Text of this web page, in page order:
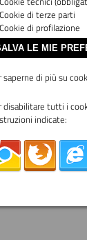
Cookie di terze parti
Cookie di profilazione
LE MIE
saperne di più su
disabilitare tutti i
indicate: